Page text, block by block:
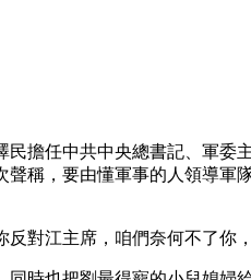
擔任中共中央總書記、軍委
稱，要由懂軍事的人領導軍
對江主席，咱們奈何不了你